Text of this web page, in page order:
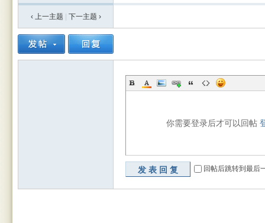
‹ 上一主题 下一主题 ›
你需要登录后才可以回帖
发表回复 回帖后跳转到最后